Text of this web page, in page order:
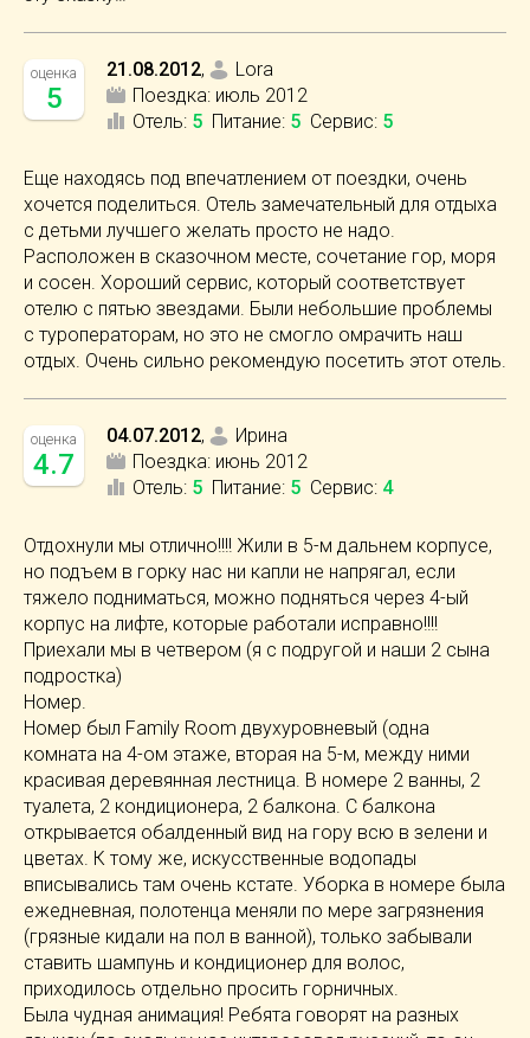
оценка
5
21.08.2012,
Lora
Поездка: июль 2012
Отель: 5 Питание: 5 Сервис: 5
Еще находясь под впечатлением от поездки, очень
хочется поделиться. Отель замечательный для отдыха
с детьми лучшего желать просто не надо.
Расположен в сказочном месте, сочетание гор, моря
и сосен. Хороший сервис, который соответствует
отелю с пятью звездами. Были небольшие проблемы
с туроператорам, но это не смогло омрачить наш
отдых. Очень сильно рекомендую посетить этот отель.
оценка
4.7
04.07.2012,
Ирина
Поездка: июнь 2012
Отель: 5 Питание: 5 Сервис: 4
Отдохнули мы отлично!!!! Жили в 5-м дальнем корпусе,
но подъем в горку нас ни капли не напрягал, если
тяжело подниматься, можно подняться через 4-ый
корпус на лифте, которые работали исправно!!!!
Приехали мы в четвером (я с подругой и наши 2 сына
подростка)
Номер.
Номер был Family Room двухуровневый (одна
комната на 4-ом этаже, вторая на 5-м, между ними
красивая деревянная лестница. В номере 2 ванны, 2
туалета, 2 кондиционера, 2 балкона. С балкона
открывается обалденный вид на гору всю в зелени и
цветах. К тому же, искусственные водопады
вписывались там очень кстате. Уборка в номере была
ежедневная, полотенца меняли по мере загрязнения
(грязные кидали на пол в ванной), только забывали
ставить шампунь и кондиционер для волос,
приходилось отдельно просить горничных.
Была чудная анимация! Ребята говорят на разных